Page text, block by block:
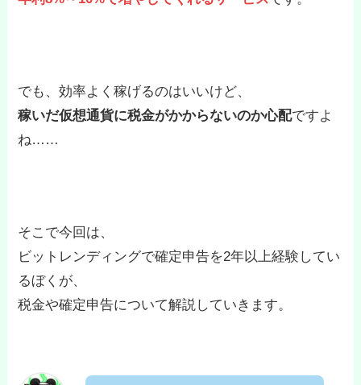
でも、効率よく稼げるのはいいけど、
稼いだ仮想通貨に税金がかからないのか心配ですよ
ね……
そこで今回は、
ビットレンディングで確定申告を2年以上経験してい
るぼくが、
税金や確定申告について解説していきます。